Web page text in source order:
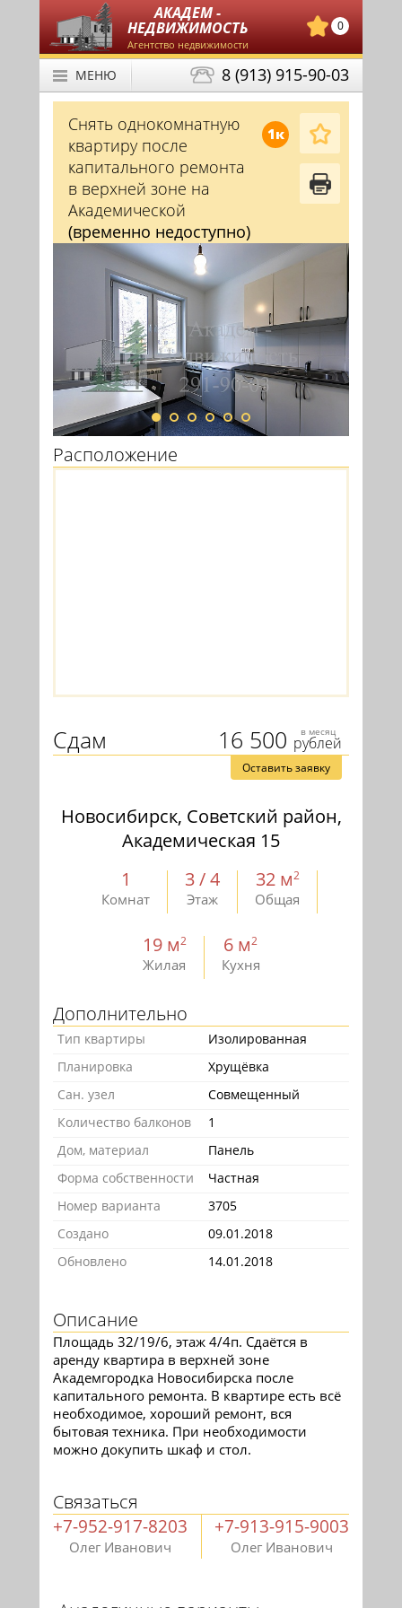
АКАДЕМ -
НЕДВИЖИМОСТЬ
Агентство недвижимости
0
8 (913) 915-90-03
МЕНЮ
1к
Снять однокомнатную
квартиру после
капитального ремонта
в верхней зоне на
Академической
(временно недоступно)
Расположение
16 500 в месяц
рублей
Сдам
Оставить заявку
Новосибирск, Советский район,
Академическая 15
1
Комнат
3 / 4
Этаж
32 м2
Общая
19 м2
Жилая
6 м2
Кухня
Дополнительно
Тип квартиры
Изолированная
Планировка
Хрущёвка
Сан. узел
Совмещенный
Количество балконов
1
Дом, материал
Панель
Форма собственности
Частная
Номер варианта
3705
Создано
09.01.2018
Обновлено
14.01.2018
Описание
Площадь 32/19/6, этаж 4/4п. Сдаётся в
аренду квартира в верхней зоне
Академгородка Новосибирска после
капитального ремонта. В квартире есть всё
необходимое, хороший ремонт, вся
бытовая техника. При необходимости
можно докупить шкаф и стол.
Связаться
+7-952-917-8203
Олег Иванович
+7-913-915-9003
Олег Иванович